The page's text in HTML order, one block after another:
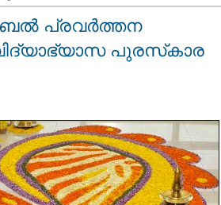
പ്രവർത്തന
പുരസ്‌കാര